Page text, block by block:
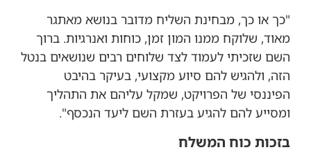
"כך או כך, מבחינת השליח מדובר בנושא מאתגר
מאוד, שלוקח ממנו המון זמן, כוחות ואנרגיות. ברוך
השם שזכיתי לעמוד לצד שלוחים רבים שנושאים בנטל
הזה, ולהגיש להם סיוע מקצועי, בעיקר בהיבט
הפיננסי של הפרויקט, שמקל עליהם את התהליך
ומסייע להם להגיע בעזרת השם ליעד הנכסף".
בזכות כוח המשלח